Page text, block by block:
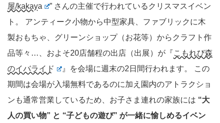
屋/kakaya
” さんの主催で行われているクリスマスイベン
ト。 アンティーク小物から中型家具、ファブリックに木
製おもちゃ、グリーンショップ（お花等）からクラフト作
品等々…、およそ20店舗程の出店（出展）が『こもれび森
のイバライド
』を会場に週末の2日間行われます。 この
期間は会場が入場無料であるのに加え園内のアトラクショ
ンも通常営業しているため、お子さま連れの家族には “大
人の買い物” と “子どもの遊び” が一緒に愉しめるイベン